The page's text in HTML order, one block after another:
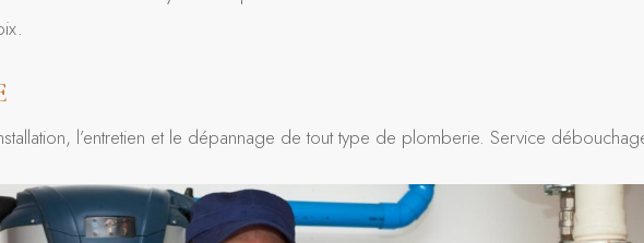
l’entretien et le dépannage de tout type de plomberie. Service